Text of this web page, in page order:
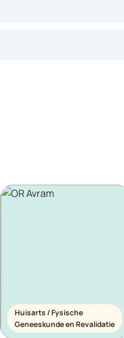
Huisarts / Fysische
Geneeskunde en Revalidatie